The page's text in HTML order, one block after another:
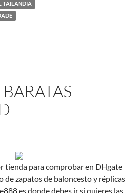
TAILANDIA
tienda para comprobar en DHgate
de zapatos de baloncesto y réplicas
es donde debes ir si quieres las